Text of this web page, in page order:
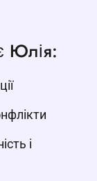
Юлія:
і